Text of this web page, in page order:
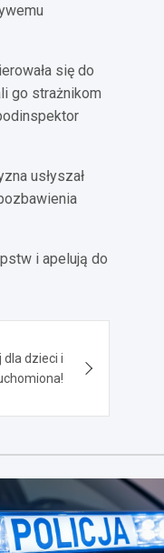
się do
go strażnikom
usłyszał
i apelują do
dzieci i